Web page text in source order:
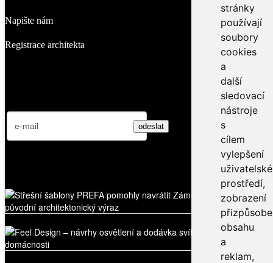
stránky
používají
soubory
cookies
a
další
sledovací
nástroje
s
cílem
vylepšení
prostředí,
zobrazení
obsahu
a
reklam,
Napište nám
Registrace architekta